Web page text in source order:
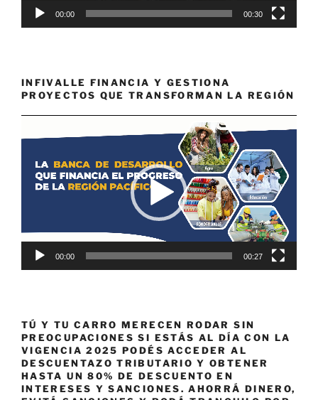
00:00 00:30
INFIVALLE FINANCIA Y GESTIONA
PROYECTOS QUE TRANSFORMAN LA REGIÓN
de
00:00 00:27
TÚ Y TU CARRO MERECEN RODAR SIN
PREOCUPACIONES SI ESTÁS AL DÍA CON LA
VIGENCIA 2025 PODÉS ACCEDER AL
DESCUENTAZO TRIBUTARIO Y OBTENER
HASTA UN 80% DE DESCUENTO EN
INTERESES Y SANCIONES. AHORRÁ DINERO,